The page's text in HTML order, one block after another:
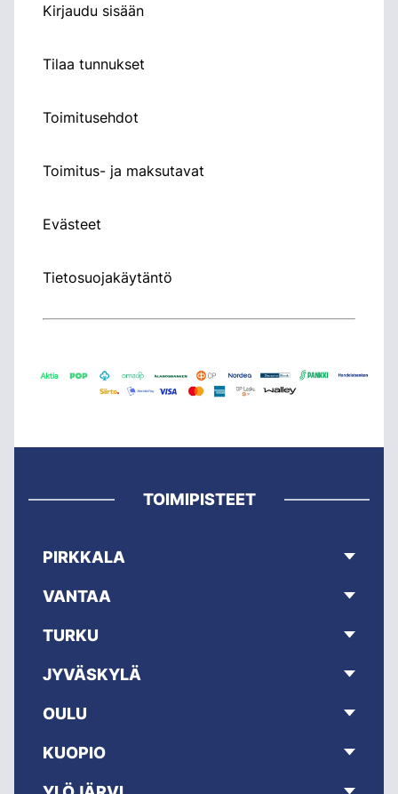
Kirjaudu sisään
Tilaa tunnukset
Toimitusehdot
Toimitus- ja maksutavat
Evästeet
Tietosuojakäytäntö
TOIMIPISTEET
PIRKKALA
VANTAA
TURKU
JYVÄSKYLÄ
OULU
KUOPIO